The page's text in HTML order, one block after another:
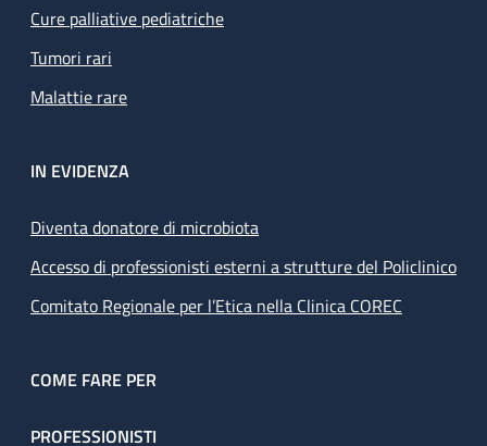
Cure palliative pediatriche
Tumori rari
Malattie rare
IN EVIDENZA
Diventa donatore di microbiota
Accesso di professionisti esterni a strutture del Policlinico
Comitato Regionale per l’Etica nella Clinica COREC
COME FARE PER
PROFESSIONISTI